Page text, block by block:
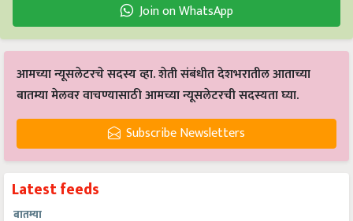
Join on WhatsApp
आमच्या न्यूसलेटरचे सदस्य व्हा. शेती संबंधीत देशभरातील आताच्या
बातम्या मेलवर वाचण्यासाठी आमच्या न्यूसलेटरची सदस्यता घ्या.
Subscribe Newsletters
Latest feeds
बातम्या